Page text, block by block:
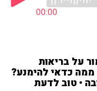
00:00
על בריאות
ממה כדאי להימנע?
• טוב לדעת